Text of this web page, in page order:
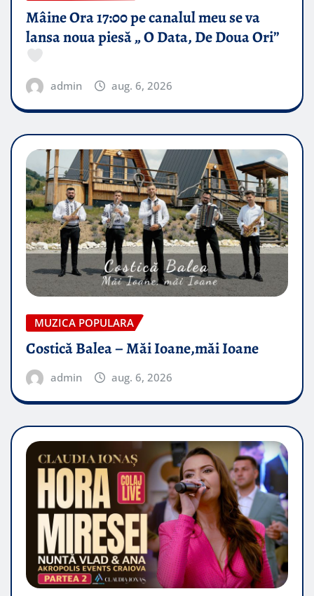
Mâine Ora 17:00 pe canalul meu se va
lansa noua piesă „ O Data, De Doua Ori”
admin aug. 6, 2026
MUZICA POPULARA
Costică Balea – Măi Ioane,măi Ioane
admin aug. 6, 2026